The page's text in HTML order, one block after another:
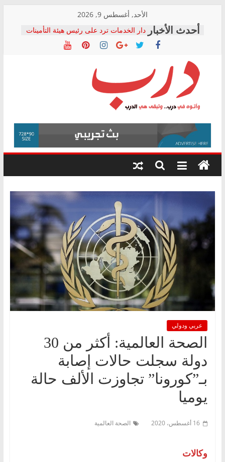
content
الأحد, أغسطس 9, 2026
دار الخدمات ترد على رئيس هيئة التأمينات
بعد مؤتمره الصحفي: إنكار الأزمة لا ينهي
معاناة أصحاب المعاشات.. ونطالب بكشف
فرحات سليمان يكتب: القطاع الصحي إلى
أين؟
حزب التحالف الشعبي يطلق لجنة “الحق
في الصحة” بالإسكندرية لرصد الانتهاكات
ودعم المرضى
الوزاري لمدينة الصحفيين.. وانتهاء أعمال
إنشاء المبنى الإداري
المجلس القومي لحقوق الإنسان يعلن
متابعة قضية الدكتور محمد زهران.. ويؤكد:
قرينة البراءة وضمانات المحاكمة العادلة
درب
وأتوه
درب..
وتبقى
هي
عربي ودولي
الصحة العالمية: أكثر من 30
دولة سجلت حالات إصابة
بـ”كورونا” تجاوزت الألف حالة
يوميا
16 أغسطس، 2020 الصحة العالمية
وكالات